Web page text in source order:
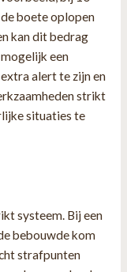
boete oplopen
kan dit bedrag
een
alert te zijn en
strikt
situaties te
systeem. Bij een
bebouwde kom
strafpunten